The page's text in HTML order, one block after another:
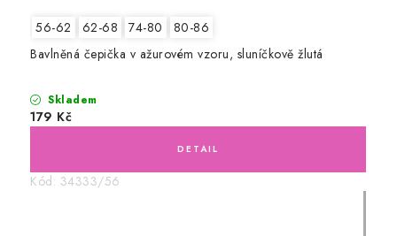
56-62 62-68 74-80
80-86
Bavlněná čepička v ažurovém vzoru, sluníčkově žlutá
Skladem
179 Kč
Kód: 34333/56